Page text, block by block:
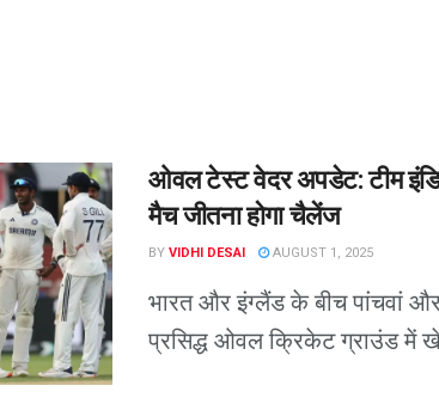
ओवल टेस्ट वेदर अपडेट: टीम
मैच जीतना होगा चैलेंज
BY VIDHI DESAI AUGUST 1, 2025
भारत और इंग्लैंड के बीच पांचवां
प्रसिद्ध ओवल क्रिकेट ग्राउंड में